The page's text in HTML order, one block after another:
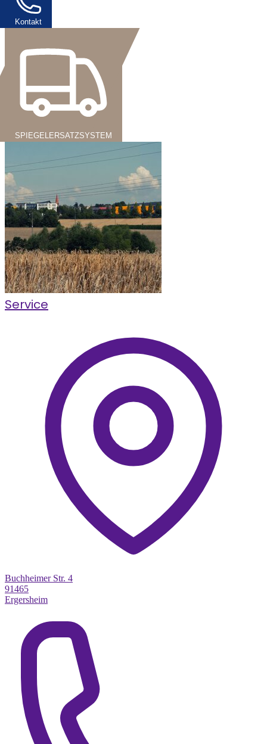
Kontakt
SPIEGELERSATZSYSTEM
Service
Buchheimer Str. 4
91465
Ergersheim